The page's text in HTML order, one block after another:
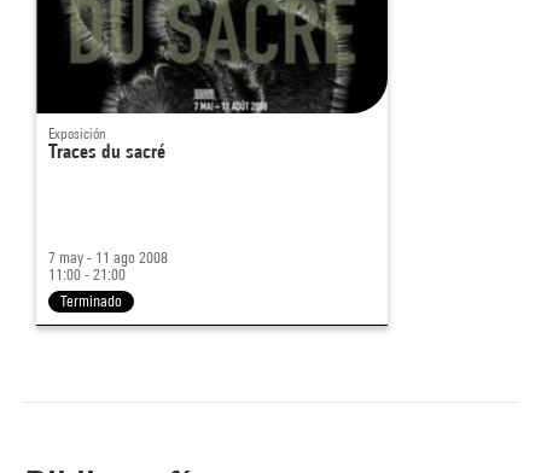
Exposición
Traces du sacré
7 may - 11 ago 2008
11:00 - 21:00
Terminado